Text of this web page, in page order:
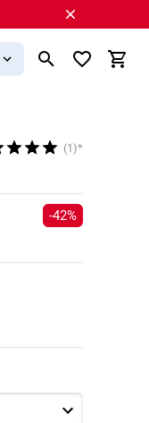
(1)*
-42%